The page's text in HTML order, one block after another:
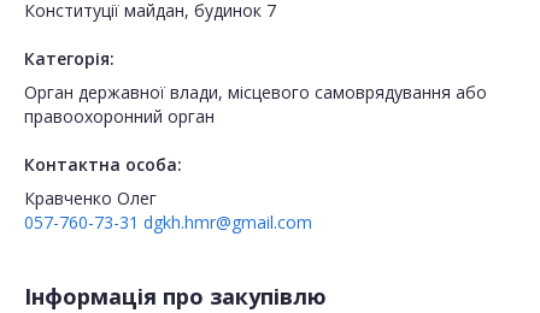
Конституції майдан, будинок 7
Категорія:
Орган державної влади, місцевого самоврядування або
правоохоронний орган
Контактна особа:
Кравченко Олег
057-760-73-31 dgkh.hmr@gmail.com
Інформація про закупівлю